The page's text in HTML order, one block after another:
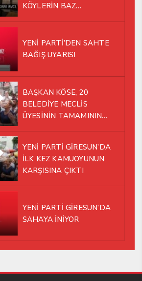
KÖYLERİN BAZ
YENİ PARTİ’DEN SAHTE
BAĞIŞ UYARISI
BAŞKAN KÖSE, 20
BELEDİYE MECLİS
ÜYESİNİN TAMAMININ
YÜRÜMEYE KARAR VERDİK
YENİ PARTİ GİRESUN’DA
İLK KEZ KAMUOYUNUN
KARŞISINA ÇIKTI
YENİ PARTİ GİRESUN’DA
SAHAYA İNİYOR